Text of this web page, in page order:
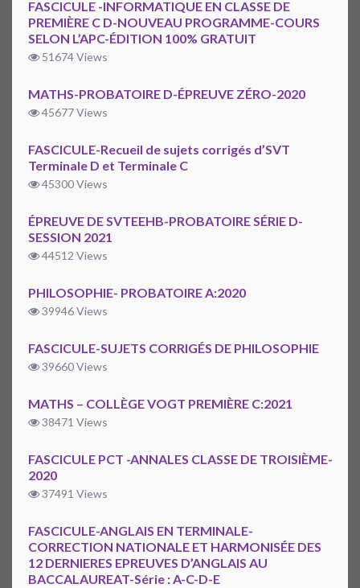
FASCICULE -INFORMATIQUE EN CLASSE DE
PREMIÈRE C D-NOUVEAU PROGRAMME-COURS
SELON L’APC-ÉDITION 100% GRATUIT
51674 Views
MATHS-PROBATOIRE D-ÉPREUVE ZÉRO-2020
45677 Views
FASCICULE-Recueil de sujets corrigés d’SVT
Terminale D et Terminale C
45300 Views
ÉPREUVE DE SVTEEHB-PROBATOIRE SÉRIE D-
SESSION 2021
44512 Views
PHILOSOPHIE- PROBATOIRE A:2020
39946 Views
FASCICULE-SUJETS CORRIGÉS DE PHILOSOPHIE
39660 Views
MATHS – COLLÈGE VOGT PREMIÈRE C:2021
38471 Views
FASCICULE PCT -ANNALES CLASSE DE TROISIÈME-
2020
37491 Views
FASCICULE-ANGLAIS EN TERMINALE-
CORRECTION NATIONALE ET HARMONISÉE DES
12 DERNIERES EPREUVES D’ANGLAIS AU
BACCALAUREAT-Série : A-C-D-E